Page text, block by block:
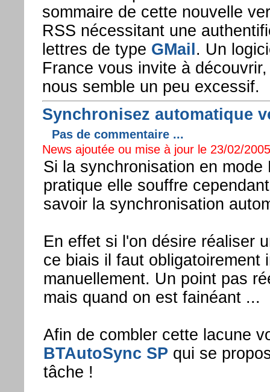
sommaire de cette nouvelle
RSS nécessitant une
lettres de type GMail . Un
France vous invite à
nous semble un peu excessif.
Synchronisez automatique
Pas de commentaire ...
News ajoutée ou mise à jour le 23/02/
Si la synchronisation en mode
pratique elle souffre
savoir la synchronisation
En effet si l'on désire réaliser
ce biais il faut obligatoirement
manuellement. Un point pas
mais quand on est fainéant ...
Afin de combler cette lacune
BTAutoSync SP qui se
tâche !